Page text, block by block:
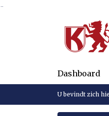
Dashboard
U bevindt zich